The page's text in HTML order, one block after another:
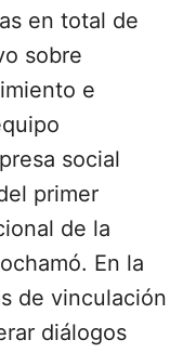
en total de
sobre
e
social
primer
de la
En la
de vinculación
diálogos